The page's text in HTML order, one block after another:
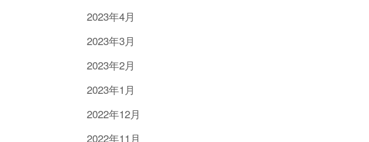
2023年4月
2023年3月
2023年2月
2023年1月
2022年12月
2022年11月